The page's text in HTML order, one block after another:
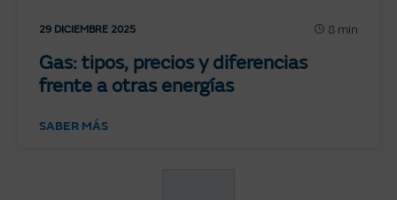
29 DICIEMBRE 2025 8 min
Gas: tipos, precios y diferencias
frente a otras energías
SABER MÁS